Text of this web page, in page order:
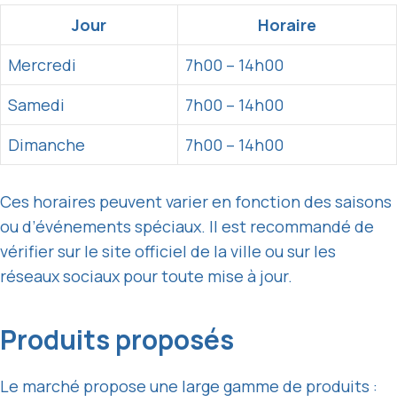
Jour
Horaire
Mercredi
7h00 – 14h00
Samedi
7h00 – 14h00
Dimanche
7h00 – 14h00
Ces horaires peuvent varier en fonction des saisons
ou d’événements spéciaux. Il est recommandé de
vérifier sur le site officiel de la ville ou sur les
réseaux sociaux pour toute mise à jour.
Produits proposés
Le marché propose une large gamme de produits :